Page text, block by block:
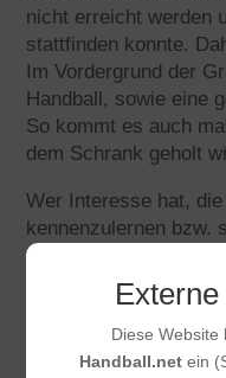
nicht erreicht werden
stattfinden konnte.
Im Vordergrund der
Handball, sowie eine
So kommt es auch
dem Schrank geholt
Wer Interesse hat,
kennenzulernen bzw.
Mannschaft zu
willkommen.
Trainingszeit ist
in der Altkönighalle in
Diese Website
Handball.netein